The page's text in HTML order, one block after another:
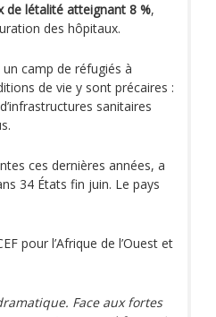
de létalité atteignant 8 %,
des hôpitaux.
camp de réfugiés à
de vie y sont précaires :
sanitaires
ces dernières années, a
34 États fin juin. Le pays
pour l’Afrique de l’Ouest et
Face aux fortes